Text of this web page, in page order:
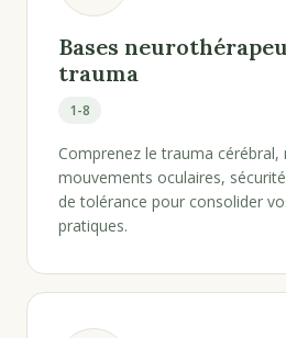
Bases
trauma
1-8
Comprenez le trauma cérébral,
mouvements oculaires,
de tolérance pour consolider
pratiques.